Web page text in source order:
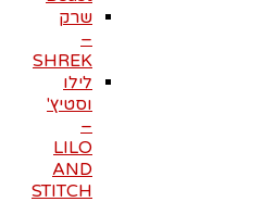
שרק
–
SHREK
לילו
וסטיץ'
–
LILO
AND
STITCH